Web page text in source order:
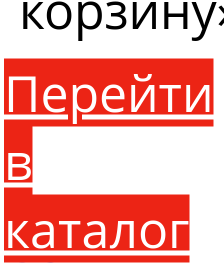
Перейти
в
каталог